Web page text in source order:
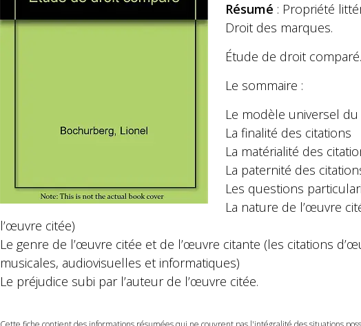
Résumé : Propriété
Droit des marques.
Étude de droit comparé.
Le sommaire :
Le modèle universel
La finalité des citations
La matérialité des
La paternité des
Les questions
La nature de l’œuvre
l’œuvre citée)
Le genre de l’œuvre citée et de l’œuvre citante (les citations
musicales, audiovisuelles et informatiques)
Le préjudice subi par l’auteur de l’œuvre citée.